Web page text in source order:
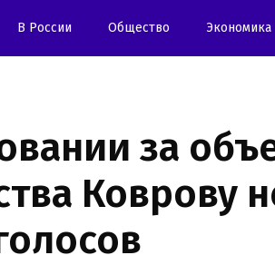
В России Oбщество Экономика
за
Коврову